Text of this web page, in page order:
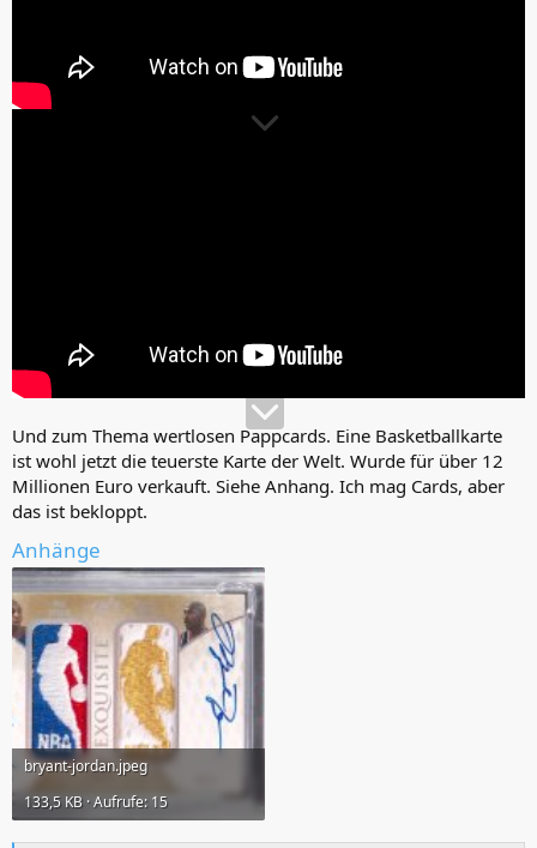
Und zum Thema wertlosen Pappcards. Eine Basketballkarte
ist wohl jetzt die teuerste Karte der Welt. Wurde für über 12
Millionen Euro verkauft. Siehe Anhang. Ich mag Cards, aber
das ist bekloppt.
Anhänge
bryant-jordan.jpeg
133,5 KB · Aufrufe: 15